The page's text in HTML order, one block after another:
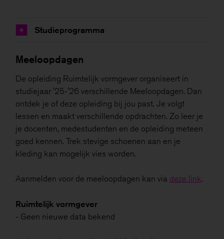
+ Studieprogramma
Meeloopdagen
De opleiding Ruimtelijk vormgever organiseert in
studiejaar '25-'26 verschillende Meeloopdagen. Dan
ontdek je of deze opleiding bij jou past. Je volgt
lessen en maakt verschillende opdrachten. Zo leer je
je docenten, medestudenten en de opleiding meteen
goed kennen. Trek stevige schoenen aan en je
kleding kan mogelijk vies worden.
Aanmelden voor de meeloopdagen kan via deze link.
Ruimtelijk vormgever
- Geen nieuwe data bekend